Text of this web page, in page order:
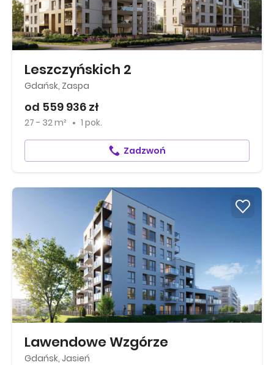
Leszczyńskich 2
Gdańsk, Zaspa
od 559 936 zł
27 - 32 m² 1 pok.
Zadzwoń
Lawendowe Wzgórze
Gdańsk, Jasień